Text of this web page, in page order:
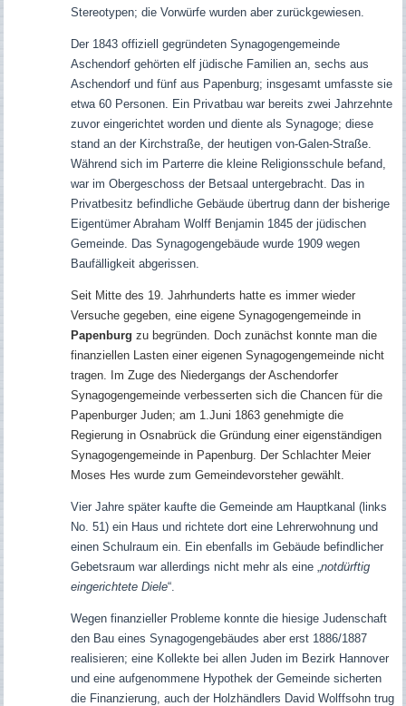
Stereotypen; die Vorwürfe wurden aber zurückgewiesen.
Der 1843 offiziell gegründeten Synagogengemeinde
Aschendorf gehörten elf jüdische Familien an, sechs aus
Aschendorf und fünf aus Papenburg; insgesamt umfasste sie
etwa 60 Personen. Ein Privatbau war bereits zwei Jahrzehnte
zuvor eingerichtet worden und diente als Synagoge; diese
stand an der Kirchstraße, der heutigen von-Galen-Straße.
Während sich im Parterre die kleine Religionsschule befand,
war im Obergeschoss der Betsaal untergebracht. Das in
Privatbesitz befindliche Gebäude übertrug dann der bisherige
Eigentümer Abraham Wolff Benjamin 1845 der jüdischen
Gemeinde.
Das Synagogengebäude wurde 1909 wegen
Baufälligkeit abgerissen.
Seit Mitte des 19. Jahrhunderts hatte es immer wieder
Versuche gegeben, eine eigene Synagogengemeinde in
Papenburg zu begründen. Doch zunächst konnte man die
finanziellen Lasten einer eigenen Synagogengemeinde nicht
tragen. Im Zuge des Niedergangs der Aschendorfer
Synagogengemeinde verbesserten sich die Chancen für die
Papenburger Juden; am 1.Juni 1863 genehmigte die
Regierung in Osnabrück die Gründung einer eigenständigen
Synagogengemeinde in Papenburg. Der Schlachter Meier
Moses Hes wurde zum Gemeindevorsteher gewählt.
Vier Jahre später kaufte die Gemeinde am Hauptkanal (links
No. 51) ein Haus und richtete dort eine Lehrerwohnung und
einen Schulraum ein. Ein ebenfalls im Gebäude befindlicher
Gebetsraum war allerdings nicht mehr als eine „ notdürftig
eingerichtete Diele“.
Wegen finanzieller Probleme konnte die hiesige Judenschaft
den Bau eines Synagogengebäudes aber erst 1886/1887
realisieren; eine Kollekte bei allen Juden im Bezirk Hannover
und eine aufgenommene Hypothek der Gemeinde sicherten
die Finanzierung, auch der Holzhändlers David Wolffsohn trug